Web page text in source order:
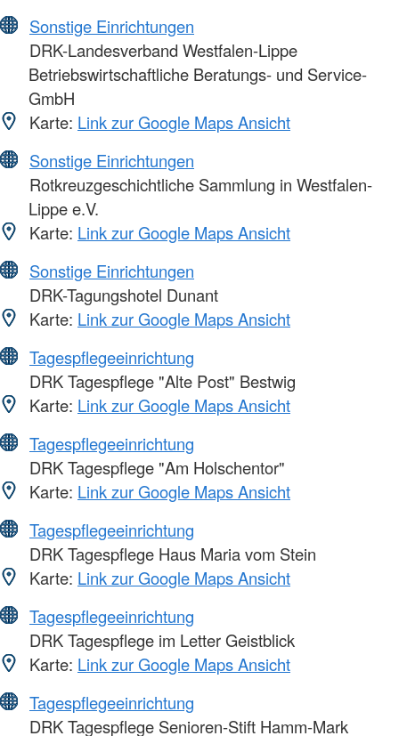
Sonstige Einrichtungen
DRK-Landesverband Westfalen-Lippe
Betriebswirtschaftliche Beratungs- und Service-
GmbH
Karte: Link zur Google Maps Ansicht
Sonstige Einrichtungen
Rotkreuzgeschichtliche Sammlung in Westfalen-
Lippe e.V.
Karte: Link zur Google Maps Ansicht
Sonstige Einrichtungen
DRK-Tagungshotel Dunant
Karte: Link zur Google Maps Ansicht
Tagespflegeeinrichtung
DRK Tagespflege "Alte Post" Bestwig
Karte: Link zur Google Maps Ansicht
Tagespflegeeinrichtung
DRK Tagespflege "Am Holschentor"
Karte: Link zur Google Maps Ansicht
Tagespflegeeinrichtung
DRK Tagespflege Haus Maria vom Stein
Karte: Link zur Google Maps Ansicht
Tagespflegeeinrichtung
DRK Tagespflege im Letter Geistblick
Karte: Link zur Google Maps Ansicht
Tagespflegeeinrichtung
DRK Tagespflege Senioren-Stift Hamm-Mark